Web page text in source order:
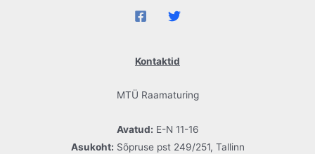
Kontaktid
MTÜ Raamaturing
Avatud: E-N 11-16
Asukoht: Sõpruse pst 249/251, Tallinn